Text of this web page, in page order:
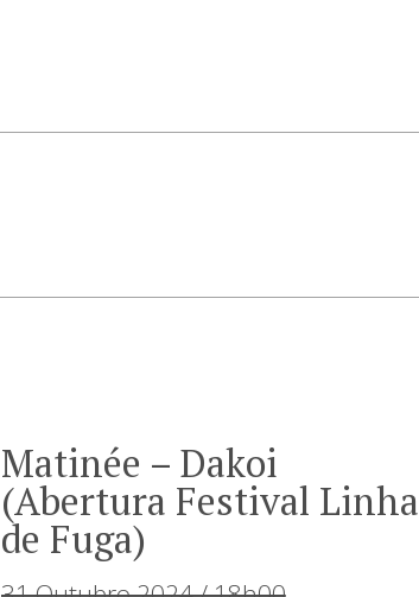
Matinée – Dakoi
(Abertura Festival Linha
de Fuga)